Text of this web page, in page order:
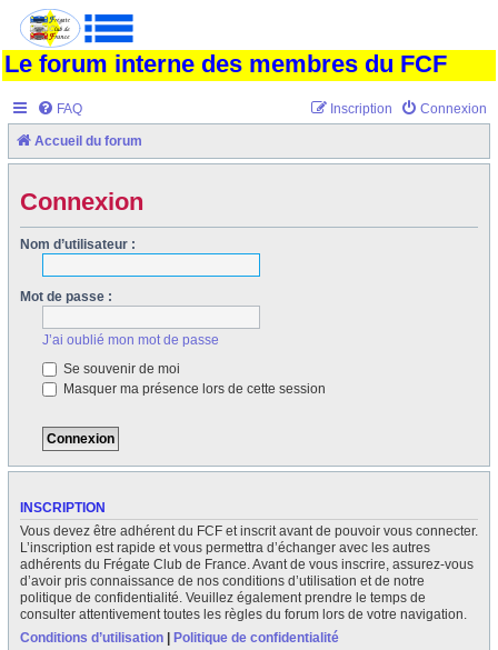
Le forum interne des membres du FCF
FAQ Connexion
Inscription
Accueil du forum
Connexion
Nom d’utilisateur :
Mot de passe :
J’ai oublié mon mot de passe
Se souvenir de moi
Masquer ma présence lors de cette session
INSCRIPTION
Vous devez être adhérent du FCF et inscrit avant de pouvoir vous connecter.
L’inscription est rapide et vous permettra d’échanger avec les autres
adhérents du Frégate Club de France. Avant de vous inscrire, assurez-vous
d’avoir pris connaissance de nos conditions d’utilisation et de notre
politique de confidentialité. Veuillez également prendre le temps de
consulter attentivement toutes les règles du forum lors de votre navigation.
Conditions d’utilisation
Politique de confidentialité